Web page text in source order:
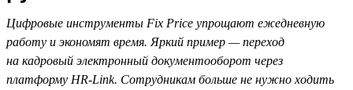
Цифровые инструменты Fix Price упрощают ежедневную
работу и экономят время. Яркий пример — переход
на кадровый электронный документооборот через
платформу HR-Link. Сотрудникам больше не нужно ходить